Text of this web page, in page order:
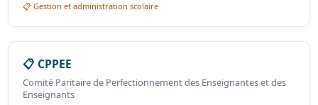
📋 Gestion et administration scolaire
📋 CPPEE
Comité Paritaire de Perfectionnement des Enseignantes et des
Enseignants